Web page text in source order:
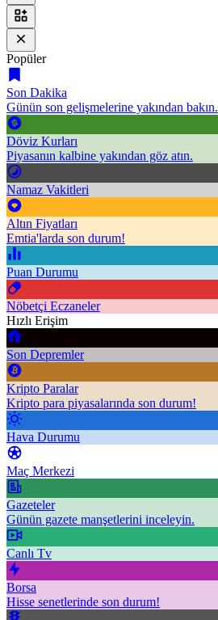
Popüler
Son Dakika
Günün son gelişmelerine yakından bakın.
Döviz Kurları
Piyasanın kalbine yakından göz atın.
Namaz Vakitleri
Altın Fiyatları
Emtia'larda son durum!
Puan Durumu
Nöbetçi Eczaneler
Hızlı Erişim
Son Depremler
Kripto Paralar
Kripto para piyasalarında son durum!
Hava Durumu
Maç Merkezi
Gazeteler
Günün gazete manşetlerini inceleyin.
Canlı Tv
Borsa
Hisse senetlerinde son durum!